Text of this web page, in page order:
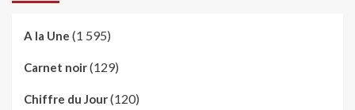
A la Une (1 595)
Carnet noir(129)
Chiffre du Jour(120)